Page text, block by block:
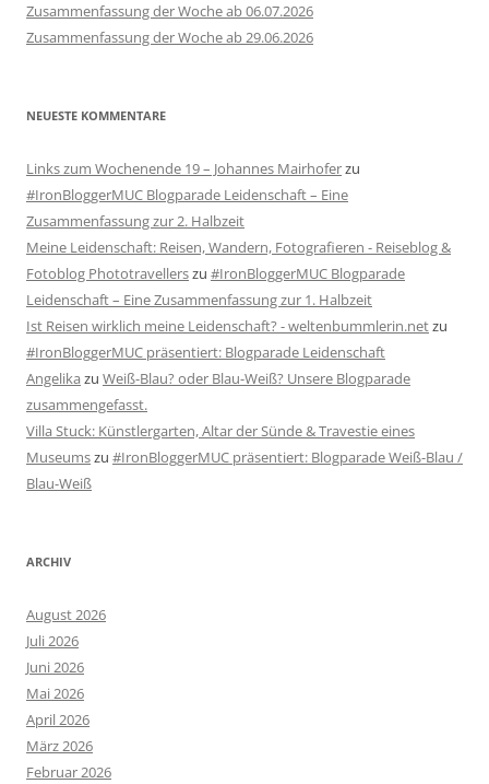
Zusammenfassung der Woche ab 06.07.2026
Zusammenfassung der Woche ab 29.06.2026
NEUESTE KOMMENTARE
Links zum Wochenende 19 – Johannes Mairhoferzu
#IronBloggerMUC Blogparade Leidenschaft – Eine
Zusammenfassung zur 2. Halbzeit
Meine Leidenschaft: Reisen, Wandern, Fotografieren - Reiseblog &
Fotoblog Phototravellerszu #IronBloggerMUC Blogparade
Leidenschaft – Eine Zusammenfassung zur 1. Halbzeit
Ist Reisen wirklich meine Leidenschaft? - weltenbummlerin.netzu
#IronBloggerMUC präsentiert: Blogparade Leidenschaft
Angelika zu Weiß-Blau? oder Blau-Weiß? Unsere Blogparade
zusammengefasst.
Villa Stuck: Künstlergarten, Altar der Sünde & Travestie eines
Museumszu #IronBloggerMUC präsentiert: Blogparade Weiß-Blau /
Blau-Weiß
ARCHIV
August 2026
Juli 2026
Juni 2026
Mai 2026
April 2026
März 2026
Februar 2026